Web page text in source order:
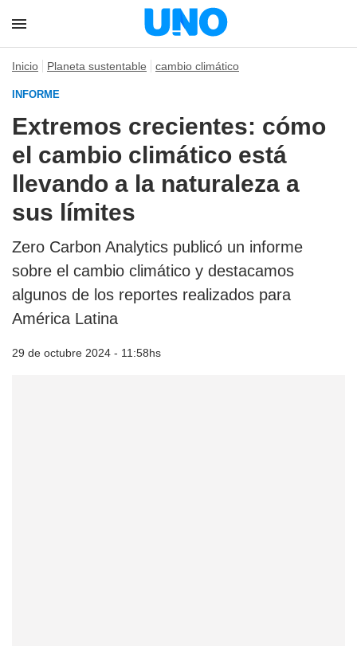
Inicio Planeta sustentable cambio climático
INFORME
Extremos crecientes: cómo
el cambio climático está
llevando a la naturaleza a
sus límites
Zero Carbon Analytics publicó un informe
sobre el cambio climático y destacamos
algunos de los reportes realizados para
América Latina
29 de octubre 2024 - 11:58hs